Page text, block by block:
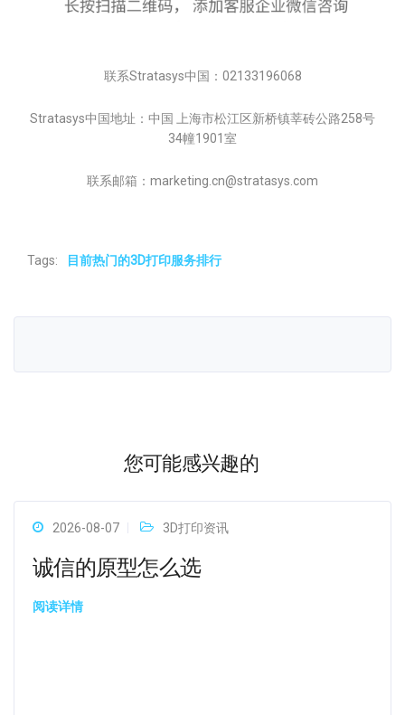
联系Stratasys中国：02133196068
Stratasys中国地址：中国 上海市松江区新桥镇莘砖公路258号
34幢1901室
联系邮箱：marketing.cn@stratasys.com
Tags: 目前热门的3D打印服务排行
您可能感兴趣的
2026-08-07 3D打印资讯
诚信的原型怎么选
阅读详情